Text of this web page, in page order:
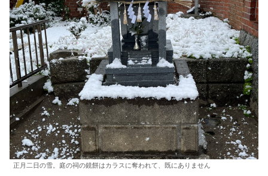
正月二日の雪。庭の祠の鏡餅はカラスに奪われて、既にありません